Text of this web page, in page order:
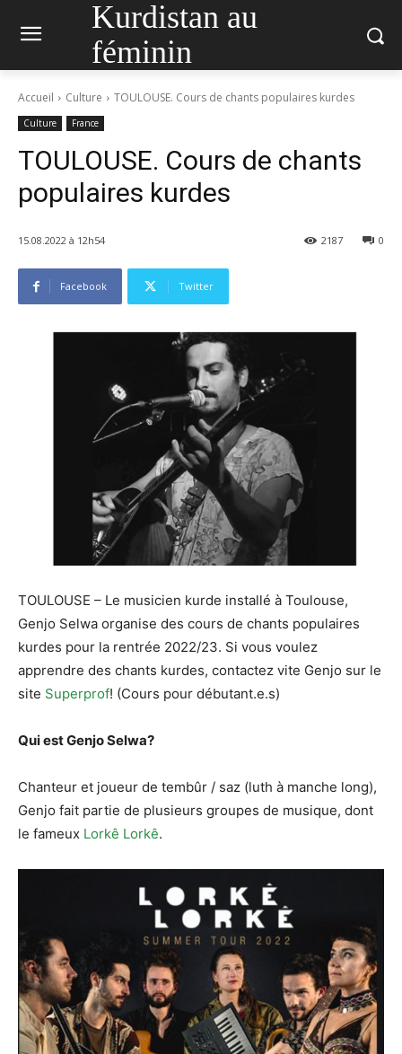
Kurdistan au
féminin
Accueil Culture TOULOUSE. Cours de chants populaires kurdes
Culture France
TOULOUSE. Cours de chants
populaires kurdes
15.08.2022 à 12h54 0
2187
Facebook Twitter
TOULOUSE – Le musicien kurde installé à Toulouse,
Genjo Selwa organise des cours de chants populaires
kurdes pour la rentrée 2022/23. Si vous voulez
apprendre des chants kurdes, contactez vite Genjo sur le
site Superprof! (Cours pour débutant.e.s)
Qui est Genjo Selwa?
Chanteur et joueur de tembûr / saz (luth à manche long),
Genjo fait partie de plusieurs groupes de musique, dont
le fameux Lorkê Lorkê.